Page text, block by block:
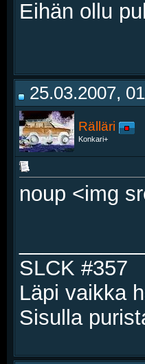
Eihän ollu
25.03.2007,
Rälläri
Konkari+
noup <img
SLCK #357
Läpi vaikka
Sisulla